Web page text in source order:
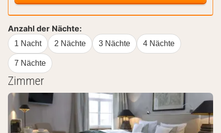
Anzahl der Nächte:
1 Nacht 2 Nächte 3 Nächte 4 Nächte
7 Nächte
Zimmer